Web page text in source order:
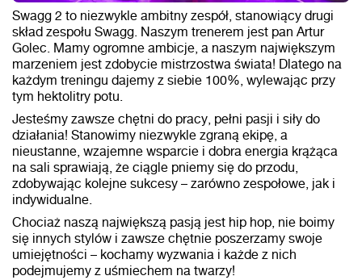
Swagg 2 to niezwykle ambitny zespół, stanowiący drugi
skład zespołu Swagg. Naszym trenerem jest pan Artur
Golec. Mamy ogromne ambicje, a naszym największym
marzeniem jest zdobycie mistrzostwa świata! Dlatego na
każdym treningu dajemy z siebie 100%, wylewając przy
tym hektolitry potu.
Jesteśmy zawsze chętni do pracy, pełni pasji i siły do
działania! Stanowimy niezwykle zgraną ekipę, a
nieustanne, wzajemne wsparcie i dobra energia krążąca
na sali sprawiają, że ciągle pniemy się do przodu,
zdobywając kolejne sukcesy – zarówno zespołowe, jak i
indywidualne.
Chociaż naszą największą pasją jest hip hop, nie boimy
się innych stylów i zawsze chętnie poszerzamy swoje
umiejętności – kochamy wyzwania i każde z nich
podejmujemy z uśmiechem na twarzy!